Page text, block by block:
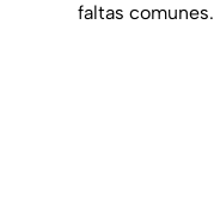
faltas comunes.